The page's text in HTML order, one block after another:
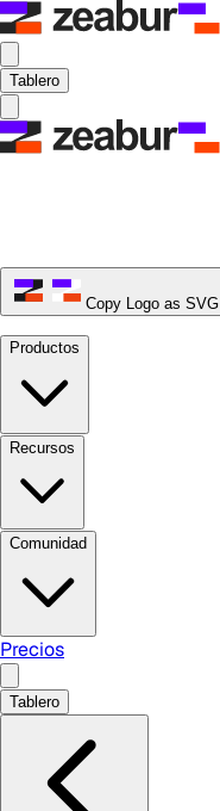
Tablero
Copy Logo as SVG
Productos
Recursos
Comunidad
Precios
Tablero